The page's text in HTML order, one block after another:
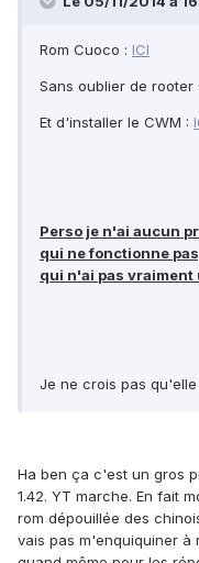
Rom Cuoco : ICI
Sans oublier de rooter
Et d'installer le CWM :
Perso je n'ai aucun
qui ne fonctionne
qui n'ai pas vraiment
Je ne crois pas
Ha ben ça c'est un gros
1.42. YT marche. En fait
rom dépouillée des
vais pas m'enquiquiner à